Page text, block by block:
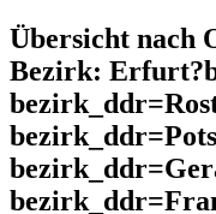
Übersicht nach
Bezirk: